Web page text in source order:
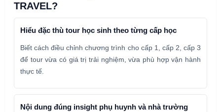
TRAVEL?
Hiểu đặc thù tour học sinh theo từng cấp học
Biết cách điều chỉnh chương trình cho cấp 1, cấp 2, cấp 3
để tour vừa có giá trị trải nghiệm, vừa phù hợp vận hành
thực tế.
Nội dung đúng insight phụ huynh và nhà trường